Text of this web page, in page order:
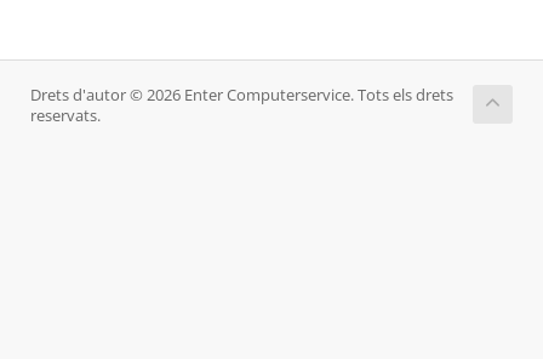
Drets d'autor © 2026 Enter Computerservice. Tots els drets
reservats.